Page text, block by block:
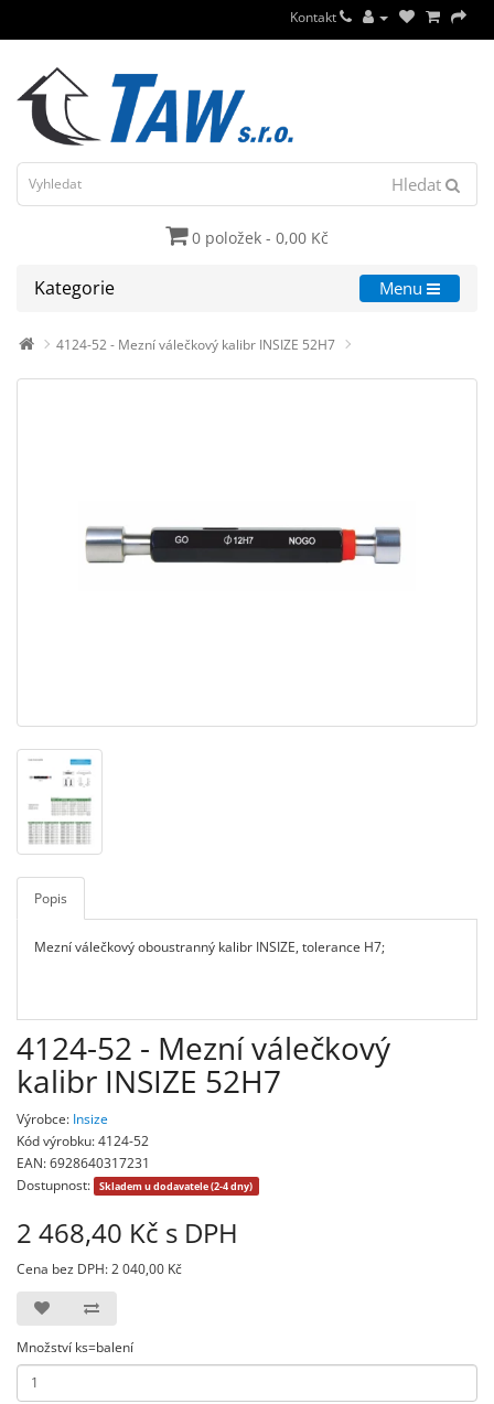
Kontakt
Hledat
0 položek - 0,00 Kč
Kategorie Menu
4124-52 - Mezní válečkový kalibr INSIZE 52H7
Popis
Mezní válečkový oboustranný kalibr INSIZE, tolerance H7;
4124-52 - Mezní válečkový
kalibr INSIZE 52H7
Výrobce: Insize
Kód výrobku: 4124-52
EAN: 6928640317231
Dostupnost:
Skladem u dodavatele (2-4 dny)
2 468,40 Kč s DPH
Cena bez DPH: 2 040,00 Kč
Množství ks=balení